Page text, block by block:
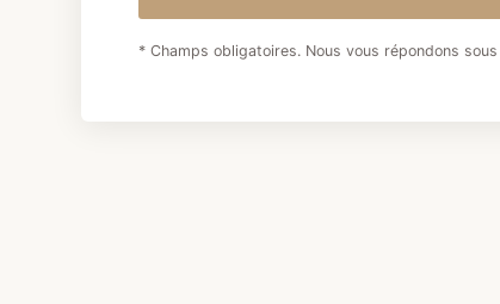
* Champs obligatoires. Nous vous répondons